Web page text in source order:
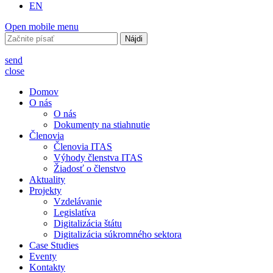
EN
Open mobile menu
Hľadať:
send
close
Domov
O nás
O nás
Dokumenty na stiahnutie
Členovia
Členovia ITAS
Výhody členstva ITAS
Žiadosť o členstvo
Aktuality
Projekty
Vzdelávanie
Legislatíva
Digitalizácia štátu
Digitalizácia súkromného sektora
Case Studies
Eventy
Kontakty